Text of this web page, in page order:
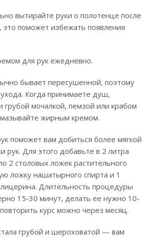
вытирайте руки о полотенце после
это поможет избежать появления
для рук ежедневно.
бывает пересушенной, поэтому
Когда принимаете душ,
грубой мочалкой, пемзой или крабом
жирным кремом.
поможет вам добиться более мягкой
рук. Для этого добавьте в 2 литра
2 столовых ложек растительного
ложку нашатырного спирта и 1
Длительность процедуры
15-30 минут, делать ее нужно 10-
курс можно через месяц.
грубой и шероховатой — вам